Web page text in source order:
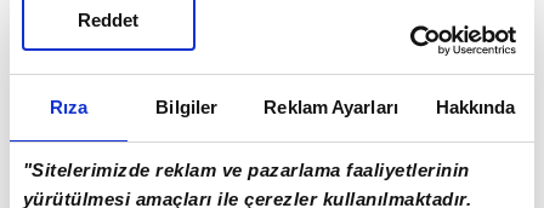
Rıza Bilgiler Reklam Ayarları Hakkında
"Sitelerimizde reklam ve pazarlama faaliyetlerinin
yürütülmesi amaçları ile çerezler kullanılmaktadır.
Reddet
kaydetti.
Aralık 2025'te 3 milyon 6 bin 533 olan
mükellef sayısı, Ocak ayında 3 milyon 3 bin
790'a gerileyerek yaklaşık 2 bin 743 kişilik
azalma gösterdi.